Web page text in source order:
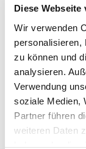
Diese Webseite
Wir verwenden
personalisieren,
zu können und
analysieren.
Verwendung
soziale Medien,
Partner führen
weiteren Daten
Das war
Regionen
Leute waren
schwerer
Rechnen,
wichtig.
Also arbeitete
Siebenjährige
schlachten,